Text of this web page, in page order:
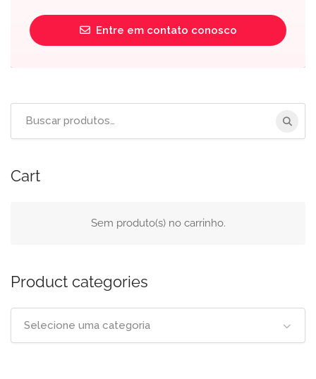
Entre em contato conosco
Cart
Sem produto(s) no carrinho.
Product categories
Selecione uma categoria